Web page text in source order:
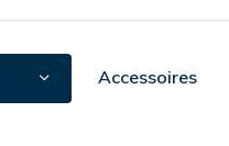
Accessoires